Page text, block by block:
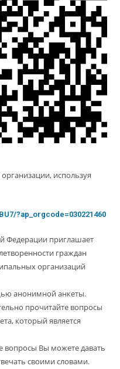
используя
?ap_orgcode=030221460
Федерации приглашает
граждан
организаций
анонимной анкеты.
прочитайте вопросы
который является
вопросы Вы можете давать
своими словами.